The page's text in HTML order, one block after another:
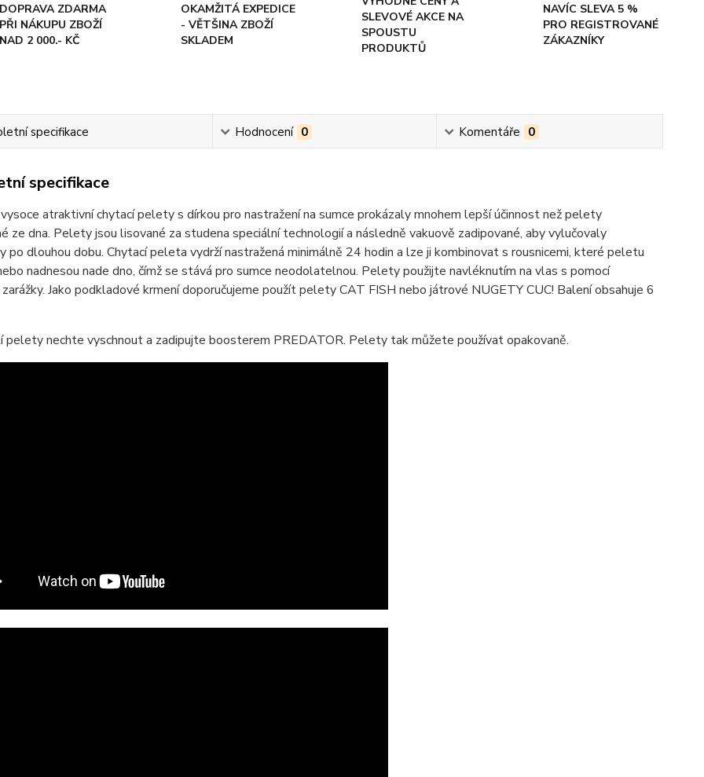
ZDARMA
NÁKUPU ZBOŽÍ
2 000.- KČ
OKAMŽITÁ EXPEDICE
- VĚTŠINA ZBOŽÍ
SKLADEM
SLEVOVÉ AKCE NA
SPOUSTU
PRODUKTŮ
NAVÍC SLEVA 5 %
PRO REGISTROVANÉ
ZÁKAZNÍKY
specifikace Hodnocení 0 Komentáře 0
specifikace
atraktivní chytací pelety s dírkou pro nastražení na sumce prokázaly mnohem lepší účinnost než pelety
ze dna. Pelety jsou lisované za studena speciální technologií a následně vakuově zadipované, aby vylučovaly
po dlouhou dobu. Chytací peleta vydrží nastražená minimálně 24 hodin a lze ji kombinovat s rousnicemi, které peletu
nadnesou nade dno, čímž se stává pro sumce neodolatelnou. Pelety použijte navléknutím na vlas s pomocí
Jako podkladové krmení doporučujeme použít pelety CAT FISH nebo játrové NUGETY CUC! Balení obsahuje 6
pelety nechte vyschnout a zadipujte boosterem PREDATOR. Pelety tak můžete používat opakovaně.